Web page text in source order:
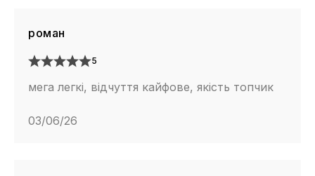
роман
5
мега легкі, відчуття кайфове, якість топчик
03/06/26